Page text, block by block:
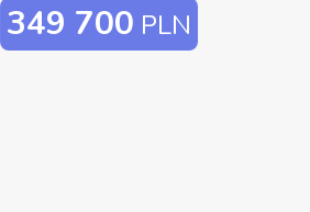
349 700 PLN